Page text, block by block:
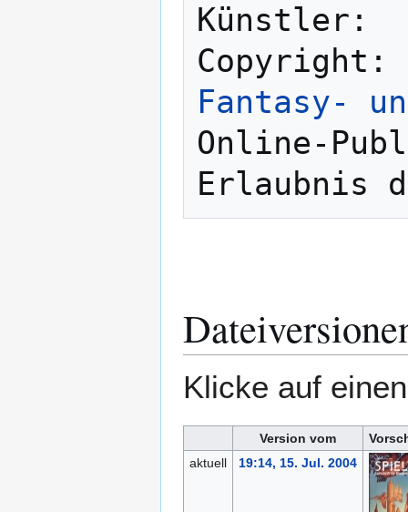
Fantasy-
Online-
Klicke auf
Version vom
aktuell
19:14, 15. Jul. 2004